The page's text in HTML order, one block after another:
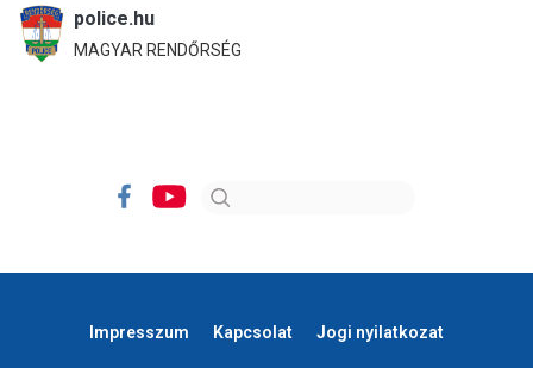
police.hu
MAGYAR RENDŐRSÉG
Impresszum Kapcsolat Jogi nyilatkozat